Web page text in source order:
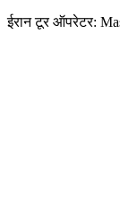
ईरान टूर ऑपरेटर: